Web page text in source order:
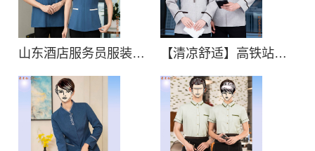
山东酒店服务员服装批发订做｜宾馆客房工服定制厂家 【清凉舒适】高铁站保洁员工作服量身定制价格款式,火车站保洁工作服定做价格图片